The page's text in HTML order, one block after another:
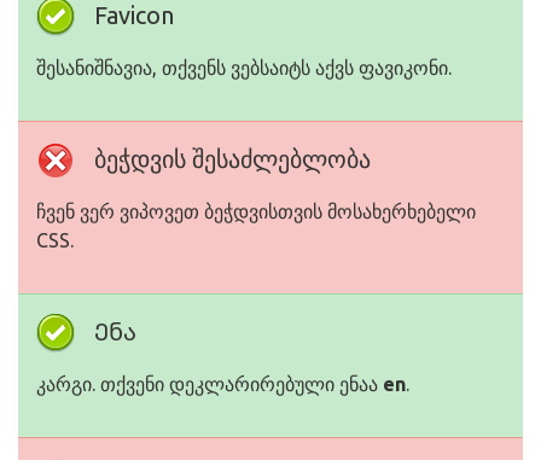
Favicon
შესანიშნავია, თქვენს ვებსაიტს აქვს ფავიკონი.
ბეჭდვის შესაძლებლობა
ჩვენ ვერ ვიპოვეთ ბეჭდვისთვის მოსახერხებელი
CSS.
Ენა
კარგი. თქვენი დეკლარირებული ენაა en.